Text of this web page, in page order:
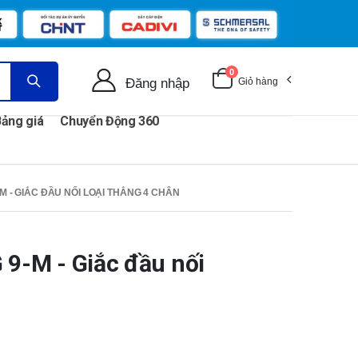
Đăng nhập
0
Giỏ hàng
giá Chuyển Động 360
- GIẮC ĐẦU NỐI LOẠI THẲNG 4 CHÂN
9-M - Giắc đầu nối